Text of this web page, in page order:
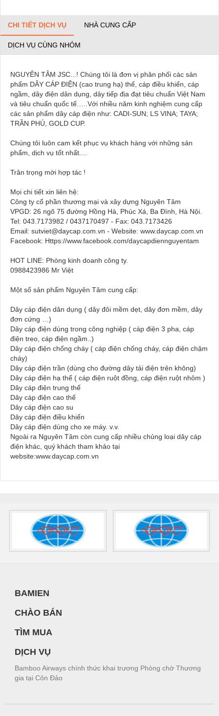
CHI TIẾT DỊCH VỤ NHÀ CUNG CẤP
DỊCH VỤ CÙNG NHÓM
NGUYÊN TÂM JSC...! Chúng tôi là đơn vị phân phối các sản
phẩm DÂY CÁP ĐIỆN (cao trung hạ) thế, cáp điều khiển, cáp
ngầm, dây điện dân dụng, dây tiếp địa đạt tiêu chuẩn Việt Nam
và tiêu chuẩn quốc tế.….Với nhiều năm kinh nghiệm cung cấp
các sản phẩm dây cáp điện như: CADI-SUN; LS VINA; TAYA;
TRẦN PHÚ, GOLD CUP.
Chúng tôi luôn cam kết phục vụ khách hàng với những sản
phẩm, dịch vụ tốt nhất....
Trân trọng mời hợp tác !
Mọi chi tiết xin liên hệ:
Công ty cổ phần thương mại và xây dựng Nguyên Tâm
VPGD: 26 ngõ 75 đường Hồng Hà, Phúc Xá, Ba Đình, Hà Nội.
Tel: 043.7173982 / 0437170497 - Fax: 043.7173426
Email: sutviet@daycap.com.vn - Website: www.daycap.com.vn
Facebook: Https://www.facebook.com/daycapdiennguyentam
HOT LINE: Phòng kinh doanh công ty.
0988423986 Mr Việt
Một số sản phẩm Nguyên Tâm cung cấp:
Dây cáp điện dân dụng ( dây đôi mềm dẹt, dây đơn mềm, dây
đơn cứng …)
Dây cáp điện dùng trong công nghiệp ( cáp điện 3 pha, cáp
điện treo, cáp điện ngầm..)
Dây cáp điện chống cháy ( cáp điện chống cháy, cáp điện chậm
cháy)
Dây cáp điện trần (dùng cho đường dây tải điện trên không)
Dây cáp điện hạ thế ( cáp điện ruột đồng, cáp điện ruột nhôm )
Dây cáp điện trung thế
Dây cáp điện cao thế
Dây cáp điện cao su
Dây cáp điện điều khiển
Dây cáp điện dùng cho xe máy. v.v.
Ngoài ra Nguyên Tâm còn cung cấp nhiều chủng loại dây cáp
điện khác, quý khách tham khảo tại
website:www.daycap.com.vn
BAMIEN
CHÀO BÁN
TÌM MUA
DỊCH VỤ
Bamboo Airways chính thức khai trương Phòng chờ Thương
gia tại Côn Đảo